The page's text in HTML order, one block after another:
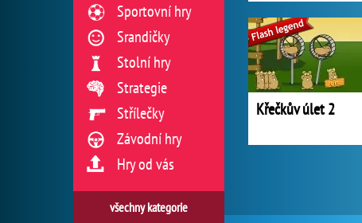
Křečkův úlet 2
Sportovní hry
Srandičky
Stolní hry
Strategie
Střílečky
Závodní hry
Hry od vás
všechny kategorie